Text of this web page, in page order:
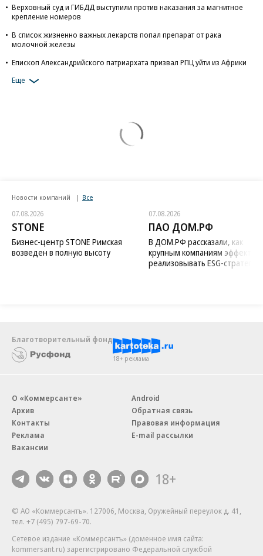
Верховный суд и ГИБДД выступили против наказания за магнитное
крепление номеров
В список жизненно важных лекарств попал препарат от рака
молочной железы
Епископ Александрийского патриархата призвал РПЦ уйти из Африки
Еще
Новости компаний Все
07.08.2026
STONE
Бизнес-центр STONE Римская
возведен в полную высоту
07.08.2026
ПАО ДОМ.РФ
В ДОМ.РФ рассказали, как
крупным компаниям
реализовывать ESG-стратегию
Благотворительный фонд
18+ реклама
О «Коммерсанте»
Архив
Контакты
Реклама
Вакансии
Android
Обратная связь
Правовая информация
E-mail рассылки
18+
© АО «Коммерсантъ». 127006, Москва, Оружейный переулок д. 41,
тел. +7 (495) 797-69-70.
Сетевое издание «Коммерсантъ» (доменное имя сайта:
kommersant.ru) зарегистрировано Федеральной службой